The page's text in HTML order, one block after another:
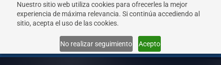
Nuestro sitio web utiliza cookies para ofrecerles la mejor
experiencia de máxima relevancia. Si continúa accediendo al
sitio, acepta el uso de las cookies.
No realizar seguimiento Acepto